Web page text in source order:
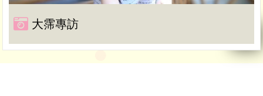
大霈專訪